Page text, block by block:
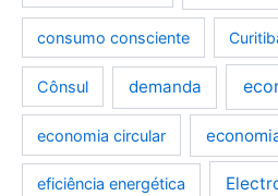
consumo consciente
Cônsul demanda
economia circular
eficiência energética